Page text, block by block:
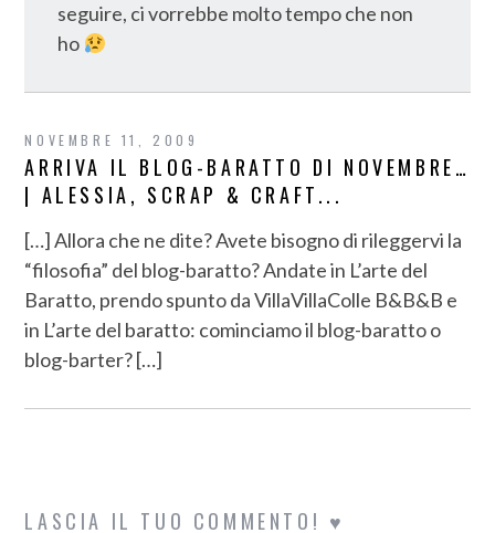
seguire, ci vorrebbe molto tempo che non
ho
NOVEMBRE 11, 2009
ARRIVA IL BLOG-BARATTO DI NOVEMBRE…
| ALESSIA, SCRAP & CRAFT...
[…] Allora che ne dite? Avete bisogno di rileggervi la
“filosofia” del blog-baratto? Andate in L’arte del
Baratto, prendo spunto da VillaVillaColle B&B&B e
in L’arte del baratto: cominciamo il blog-baratto o
blog-barter? […]
LASCIA IL TUO COMMENTO! ♥